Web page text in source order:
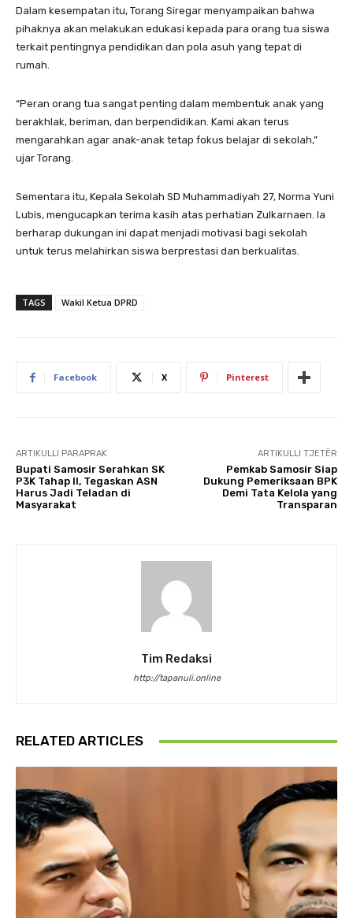
Dalam kesempatan itu, Torang Siregar menyampaikan bahwa
pihaknya akan melakukan edukasi kepada para orang tua siswa
terkait pentingnya pendidikan dan pola asuh yang tepat di
rumah.
“Peran orang tua sangat penting dalam membentuk anak yang
berakhlak, beriman, dan berpendidikan. Kami akan terus
mengarahkan agar anak-anak tetap fokus belajar di sekolah,”
ujar Torang.
Sementara itu, Kepala Sekolah SD Muhammadiyah 27, Norma Yuni
Lubis, mengucapkan terima kasih atas perhatian Zulkarnaen. Ia
berharap dukungan ini dapat menjadi motivasi bagi sekolah
untuk terus melahirkan siswa berprestasi dan berkualitas.
TAGS Wakil Ketua DPRD
Facebook X Pinterest
ARTIKULLI PARAPRAK
Bupati Samosir Serahkan SK
P3K Tahap II, Tegaskan ASN
Harus Jadi Teladan di
Masyarakat
ARTIKULLI TJETËR
Pemkab Samosir Siap
Dukung Pemeriksaan BPK
Demi Tata Kelola yang
Transparan
Tim Redaksi
http://tapanuli.online
RELATED ARTICLES